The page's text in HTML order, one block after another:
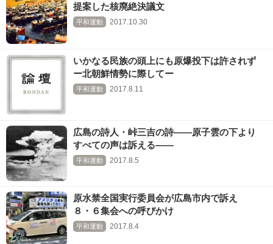
提案した核廃絶決議文
平和運動 2017.10.30
いかなる民族の頭上にも原爆投下は許されず
ー北朝鮮情勢に際してー
平和運動 2017.8.11
広島の詩人・峠三吉の詩――原子雲の下より
すべての声は訴える――
平和運動 2017.8.5
原水禁全国実行委員会が広島市内で訴え
８・６集会への呼びかけ
平和運動 2017.8.4